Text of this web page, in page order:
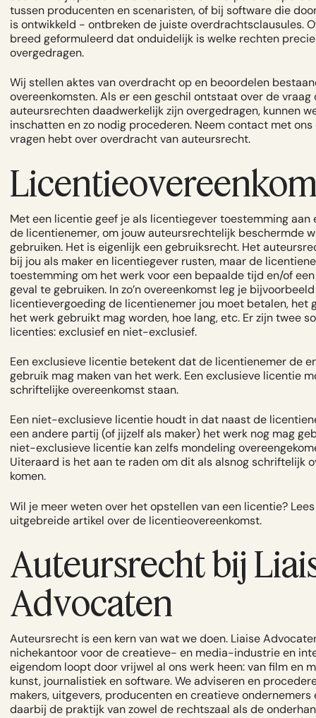
tussen producenten en scenaristen, of bij software die
is ontwikkeld - ontbreken de juiste overdrachtsclausules.
breed geformuleerd dat onduidelijk is welke rechten
overgedragen.
Wij stellen aktes van overdracht op en beoordelen
overeenkomsten. Als er een geschil ontstaat over de vraag
auteursrechten daadwerkelijk zijn overgedragen, kunnen
inschatten en zo nodig procederen. Neem contact met ons
vragen hebt over overdracht van auteursrecht.
Met een licentie geef je als licentiegever toestemming aan
de licentienemer, om jouw auteursrechtelijk beschermde
gebruiken. Het is eigenlijk een gebruiksrecht. Het
bij jou als maker en licentiegever rusten, maar de
toestemming om het werk voor een bepaalde tijd en/of
geval te gebruiken. In zo’n overeenkomst leg je
licentievergoeding de licentienemer jou moet betalen, het
het werk gebruikt mag worden, hoe lang, etc. Er zijn twee
licenties: exclusief en niet-exclusief.
Een exclusieve licentie betekent dat de licentienemer de
gebruik mag maken van het werk. Een exclusieve licentie
schriftelijke overeenkomst staan.
Een niet-exclusieve licentie houdt in dat naast de
een andere partij (of jijzelf als maker) het werk nog mag
niet-exclusieve licentie kan zelfs mondeling
Uiteraard is het aan te raden om dit als alsnog schriftelijk
komen.
Wil je meer weten over het opstellen van een licentie?
uitgebreide artikel over de licentieovereenkomst.
Auteursrecht bij
Advocaten
Auteursrecht is een kern van wat we doen. Liaise
nichekantoor voor de creatieve- en media-industrie en
eigendom loopt door vrijwel al ons werk heen: van film en
kunst, journalistiek en software. We adviseren en
makers, uitgevers, producenten en creatieve ondernemers
daarbij de praktijk van zowel de rechtszaal als de